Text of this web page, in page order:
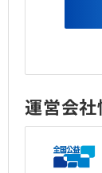
運営会社